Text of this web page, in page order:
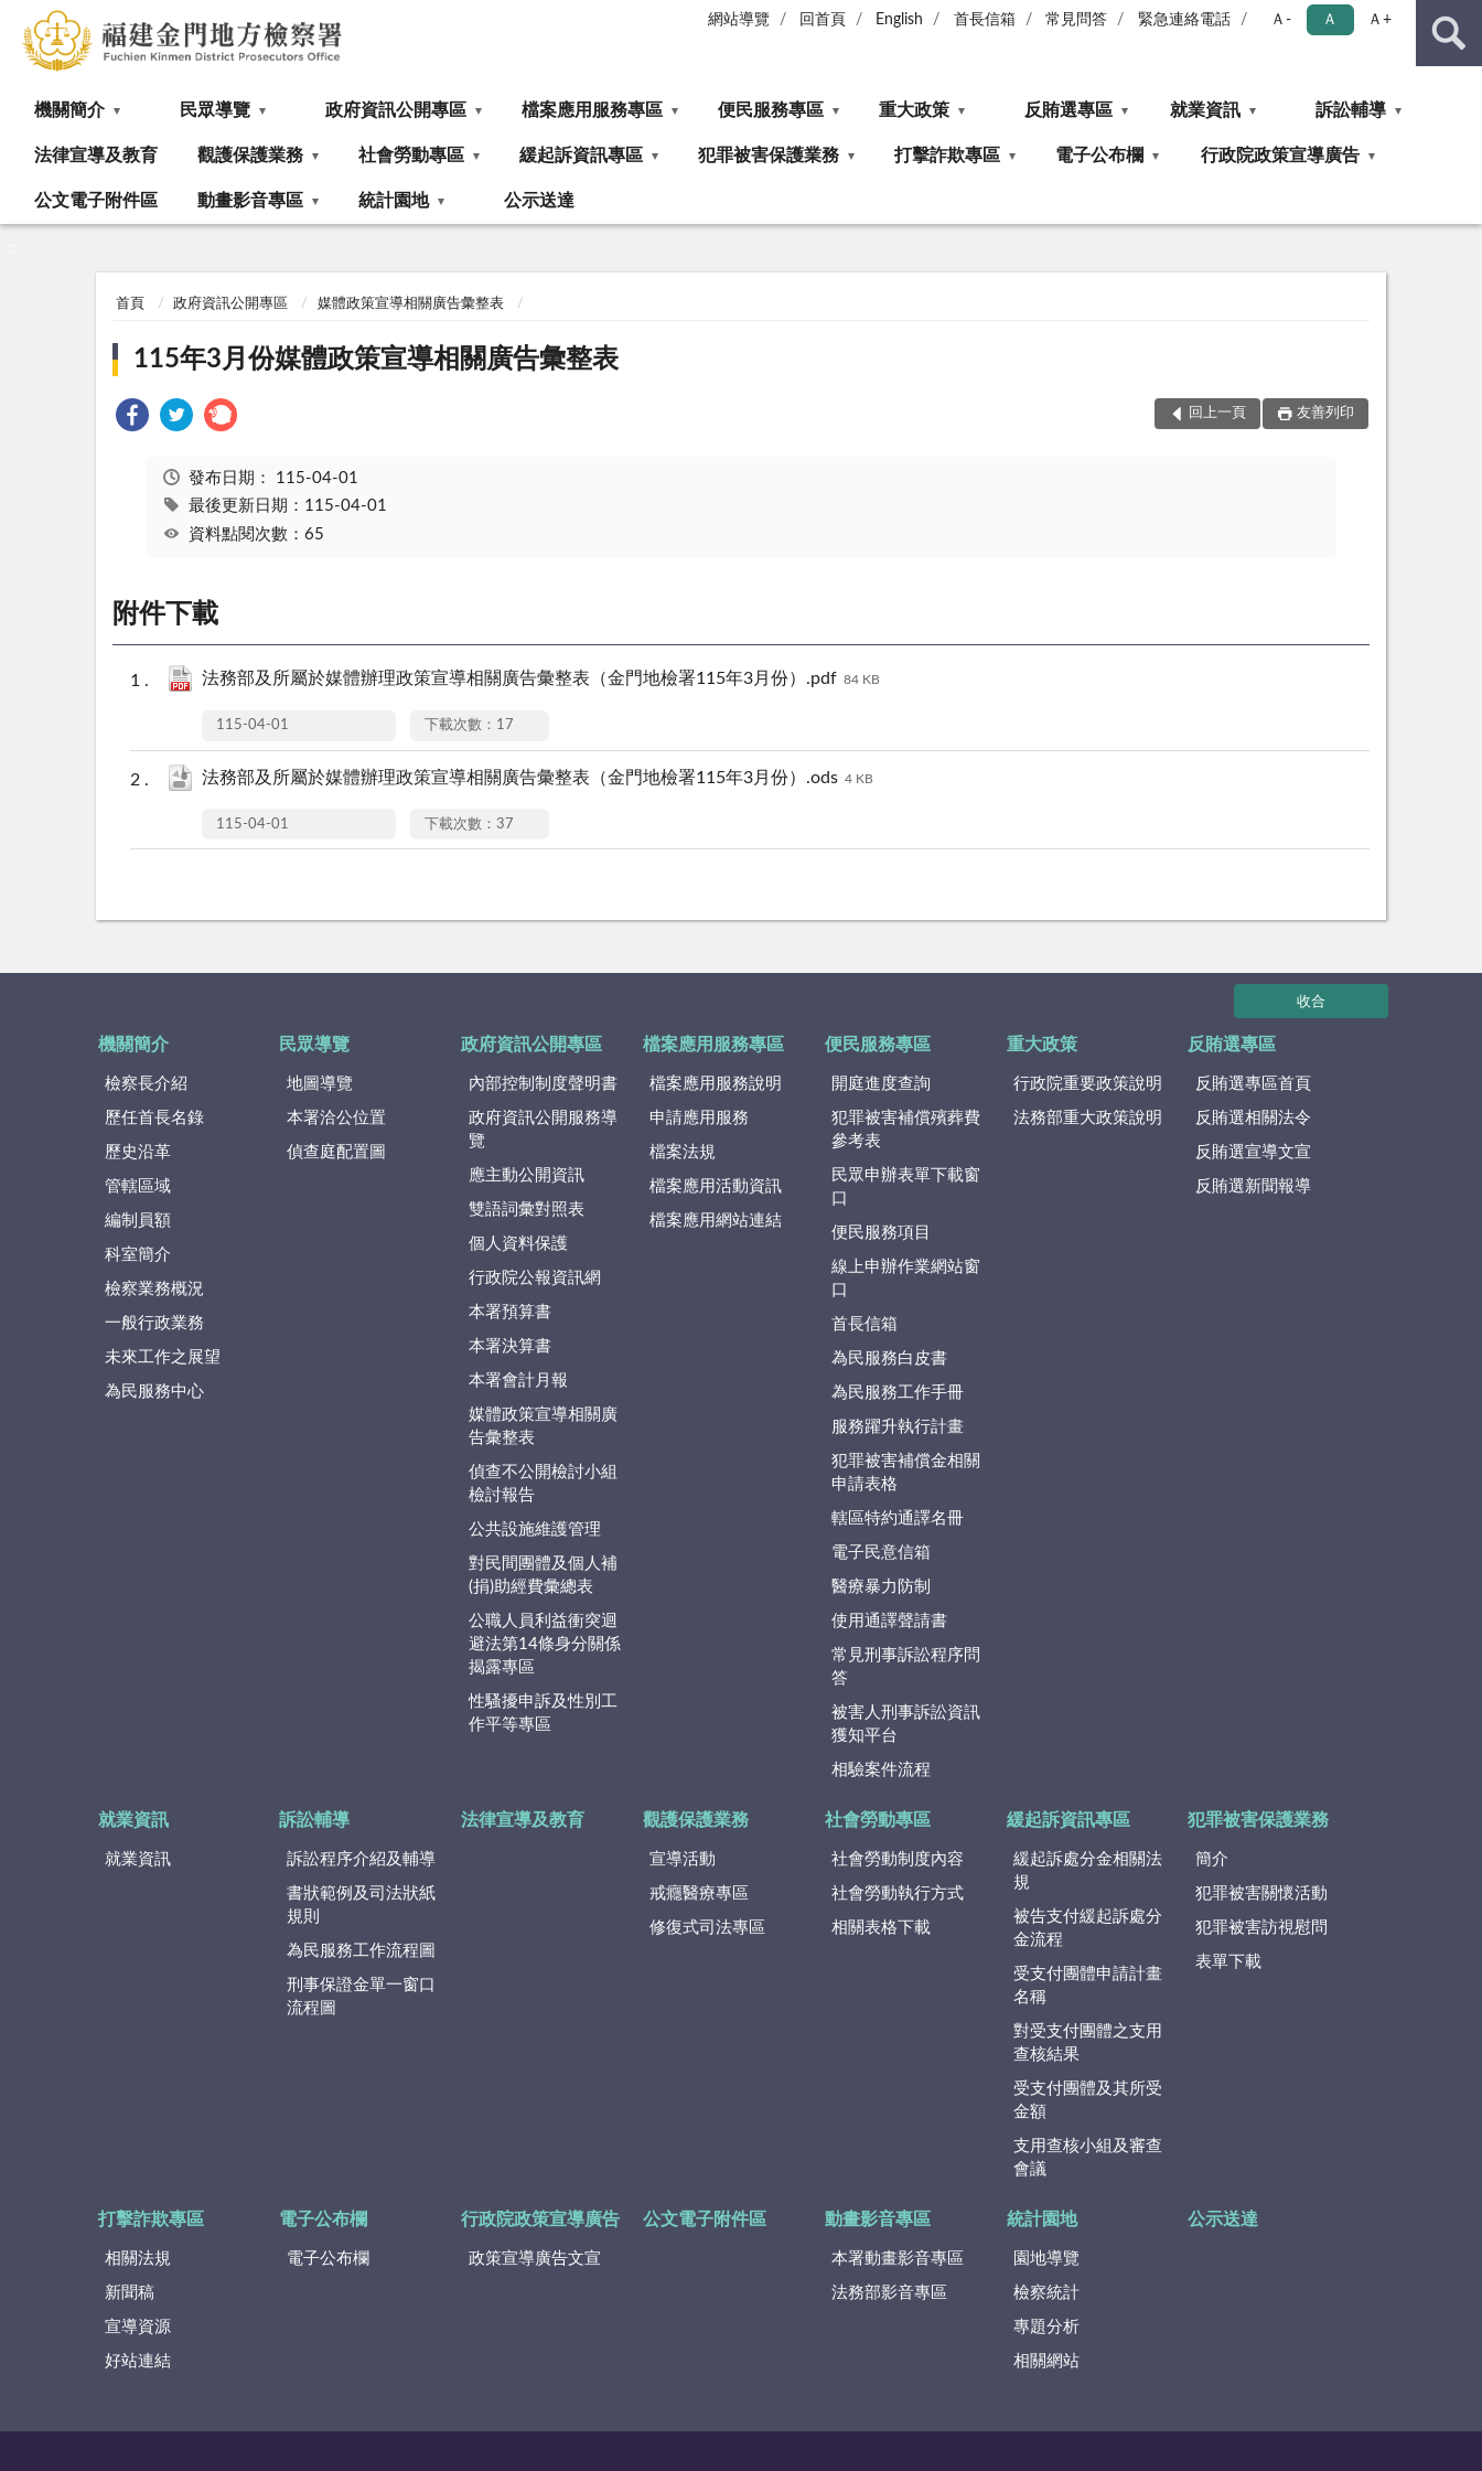
網站導覽 回首頁 English 首長信箱 常見問答 緊急連絡電話 Ａ- Ａ Ａ+
機關簡介 民眾導覽 政府資訊公開專區 檔案應用服務專區 便民服務專區 重大政策 反賄選專區 就業資訊 訴訟輔導
法律宣導及教育 觀護保護業務 社會勞動專區 緩起訴資訊專區 犯罪被害保護業務 打擊詐欺專區 電子公布欄 行政院政策宣導廣告
公文電子附件區 動畫影音專區 統計園地 公示送達
首頁 政府資訊公開專區 媒體政策宣導相關廣告彙整表
115年3月份媒體政策宣導相關廣告彙整表
回上一頁 友善列印
發布日期： 115-04-01
最後更新日期：115-04-01
資料點閱次數：65
附件下載
法務部及所屬於媒體辦理政策宣導相關廣告彙整表（金門地檢署115年3月份）.pdf 84 KB
115-04-01 下載次數：17
法務部及所屬於媒體辦理政策宣導相關廣告彙整表（金門地檢署115年3月份）.ods 4 KB
115-04-01 下載次數：37
收合
機關簡介
檢察長介紹
歷任首長名錄
歷史沿革
管轄區域
編制員額
科室簡介
檢察業務概況
一般行政業務
未來工作之展望
為民服務中心
民眾導覽
地圖導覽
本署洽公位置
偵查庭配置圖
政府資訊公開專區
內部控制制度聲明書
政府資訊公開服務導
覽
應主動公開資訊
雙語詞彙對照表
個人資料保護
行政院公報資訊網
本署預算書
本署決算書
本署會計月報
媒體政策宣導相關廣
告彙整表
偵查不公開檢討小組
檢討報告
公共設施維護管理
對民間團體及個人補
(捐)助經費彙總表
公職人員利益衝突迴
避法第14條身分關係
揭露專區
性騷擾申訴及性別工
作平等專區
檔案應用服務專區
檔案應用服務說明
申請應用服務
檔案法規
檔案應用活動資訊
檔案應用網站連結
便民服務專區
開庭進度查詢
犯罪被害補償殯葬費
參考表
民眾申辦表單下載窗
口
便民服務項目
線上申辦作業網站窗
口
首長信箱
為民服務白皮書
為民服務工作手冊
服務躍升執行計畫
犯罪被害補償金相關
申請表格
轄區特約通譯名冊
電子民意信箱
醫療暴力防制
使用通譯聲請書
常見刑事訴訟程序問
答
被害人刑事訴訟資訊
獲知平台
相驗案件流程
重大政策
行政院重要政策說明
法務部重大政策說明
反賄選專區
反賄選專區首頁
反賄選相關法令
反賄選宣導文宣
反賄選新聞報導
就業資訊
就業資訊
訴訟輔導
訴訟程序介紹及輔導
書狀範例及司法狀紙
規則
為民服務工作流程圖
刑事保證金單一窗口
流程圖
法律宣導及教育 觀護保護業務
宣導活動
戒癮醫療專區
修復式司法專區
社會勞動專區
社會勞動制度內容
社會勞動執行方式
相關表格下載
緩起訴資訊專區
緩起訴處分金相關法
規
被告支付緩起訴處分
金流程
受支付團體申請計畫
名稱
對受支付團體之支用
查核結果
受支付團體及其所受
金額
支用查核小組及審查
會議
犯罪被害保護業務
簡介
犯罪被害關懷活動
犯罪被害訪視慰問
表單下載
打擊詐欺專區
相關法規
新聞稿
宣導資源
好站連結
電子公布欄
電子公布欄
行政院政策宣導廣告
政策宣導廣告文宣
公文電子附件區 動畫影音專區
本署動畫影音專區
法務部影音專區
統計園地
園地導覽
檢察統計
專題分析
相關網站
公示送達